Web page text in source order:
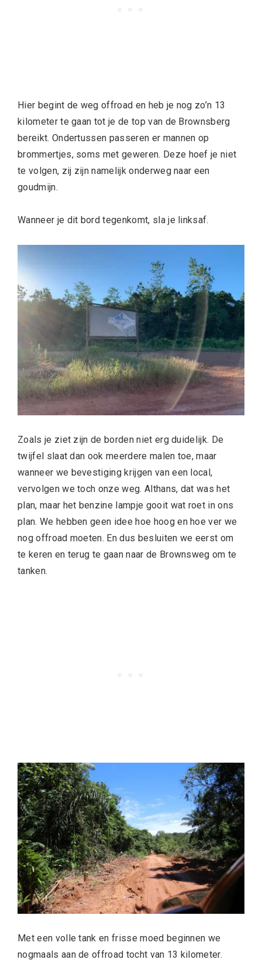
Hier begint de weg offroad en heb je nog zo’n 13
kilometer te gaan tot je de top van de Brownsberg
bereikt. Ondertussen passeren er mannen op
brommertjes, soms met geweren. Deze hoef je niet
te volgen, zij zijn namelijk onderweg naar een
goudmijn.
Wanneer je dit bord tegenkomt, sla je linksaf.
Zoals je ziet zijn de borden niet erg duidelijk. De
twijfel slaat dan ook meerdere malen toe, maar
wanneer we bevestiging krijgen van een local,
vervolgen we toch onze weg. Althans, dat was het
plan, maar het benzine lampje gooit wat roet in ons
plan. We hebben geen idee hoe hoog en hoe ver we
nog offroad moeten. En dus besluiten we eerst om
te keren en terug te gaan naar de Brownsweg om te
tanken.
Met een volle tank en frisse moed beginnen we
nogmaals aan de offroad tocht van 13 kilometer.